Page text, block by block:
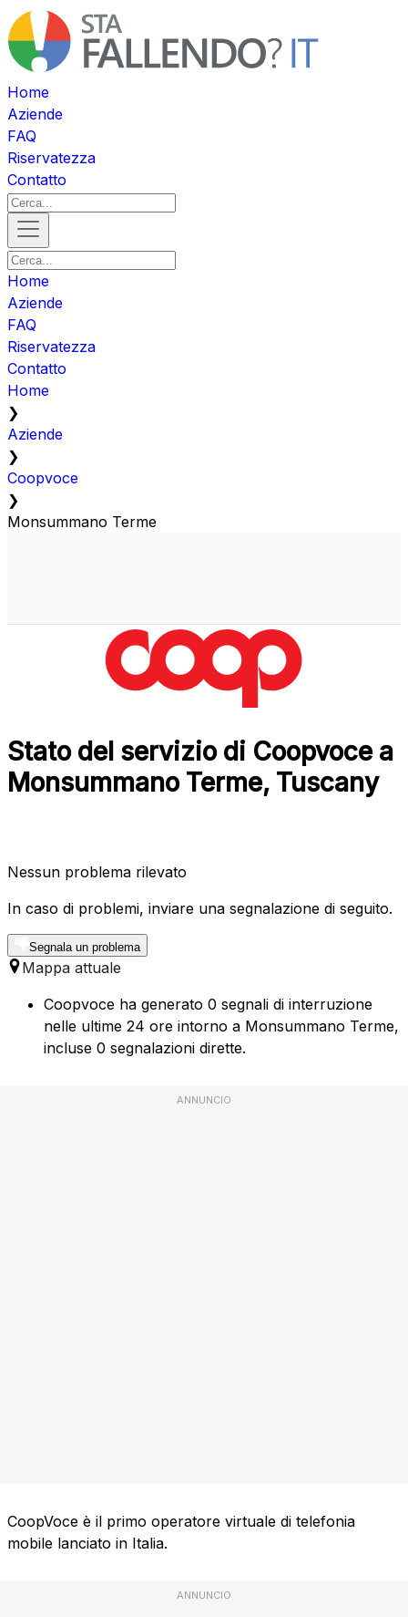
Home
Aziende
FAQ
Riservatezza
Contatto
Home
Aziende
FAQ
Riservatezza
Contatto
Home
❯
Aziende
❯
Coopvoce
❯
Monsummano Terme
Stato del servizio di Coopvoce a
Monsummano Terme, Tuscany
Nessun problema rilevato
In caso di problemi, inviare una segnalazione di seguito.
Segnala un problema
Mappa attuale
Coopvoce ha generato 0 segnali di interruzione
nelle ultime 24 ore intorno a Monsummano Terme,
incluse 0 segnalazioni dirette.
ANNUNCIO
CoopVoce è il primo operatore virtuale di telefonia
mobile lanciato in Italia.
ANNUNCIO